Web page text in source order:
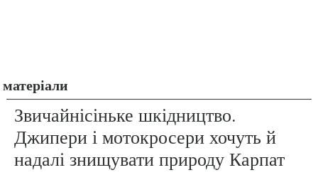
матеріали
Звичайнісіньке шкідництво.
Джипери і мотокросери хочуть й
надалі знищувати природу Карпат